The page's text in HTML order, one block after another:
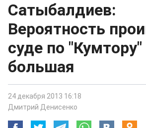
Сатыбалдиев:
Вероятность
суде по "Кумтору"
большая
24 декабря 2013 16:18
Дмитрий Денисенко